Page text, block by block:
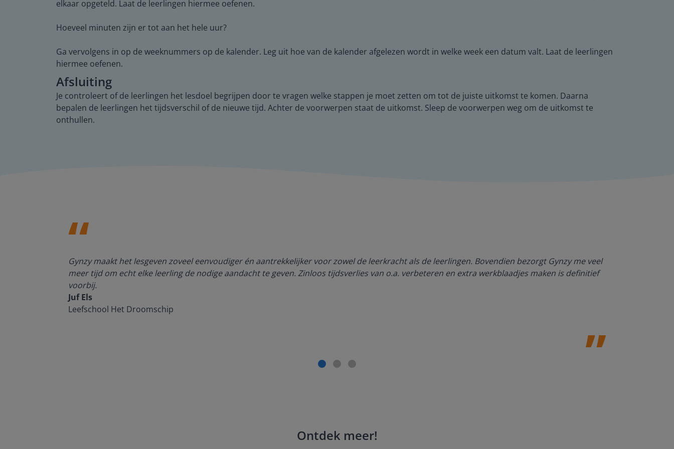
elkaar opgeteld. Laat de leerlingen hiermee oefenen.
Hoeveel minuten zijn er tot aan het hele uur?
Ga vervolgens in op de weeknummers op de kalender. Leg uit hoe van de kalender afgelezen wordt in welke week een datum valt. Laat de leerlingen
hiermee oefenen.
Afsluiting
Je controleert of de leerlingen het lesdoel begrijpen door te vragen welke stappen je moet zetten om tot de juiste uitkomst te komen. Daarna
bepalen de leerlingen het tijdsverschil of de nieuwe tijd. Achter de voorwerpen staat de uitkomst. Sleep de voorwerpen weg om de uitkomst te
onthullen.
Gynzy maakt het lesgeven zoveel eenvoudiger én aantrekkelijker voor zowel de leerkracht als de leerlingen. Bovendien bezorgt Gynzy me veel
meer tijd om echt elke leerling de nodige aandacht te geven. Zinloos tijdsverlies van o.a. verbeteren en extra werkblaadjes maken is definitief
voorbij.
Juf Els
Leefschool Het Droomschip
Ontdek meer!